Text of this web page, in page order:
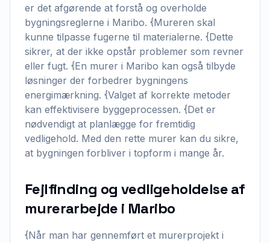
er det afgørende at forstå og overholde
bygningsreglerne i Maribo. {Mureren skal
kunne tilpasse fugerne til materialerne. {Dette
sikrer, at der ikke opstår problemer som revner
eller fugt. {En murer i Maribo kan også tilbyde
løsninger der forbedrer bygningens
energimærkning. {Valget af korrekte metoder
kan effektivisere byggeprocessen. {Det er
nødvendigt at planlægge for fremtidig
vedligehold. Med den rette murer kan du sikre,
at bygningen forbliver i topform i mange år.
Fejlfinding og vedligeholdelse af
murerarbejde i Maribo
{Når man har gennemført et murerprojekt i